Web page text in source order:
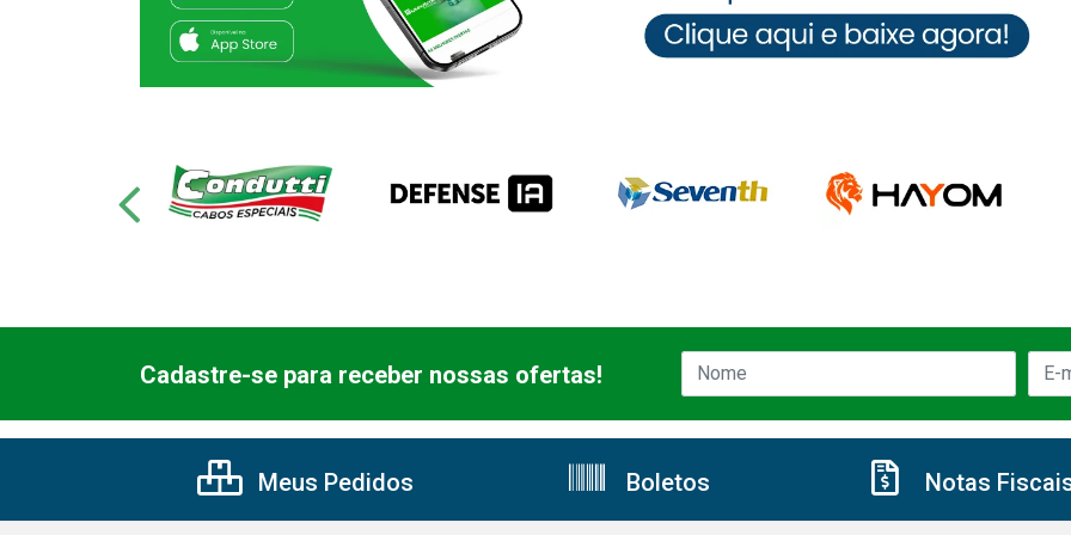
Cadastre-se para receber nossas ofertas!
Meus Pedidos Boletos Notas